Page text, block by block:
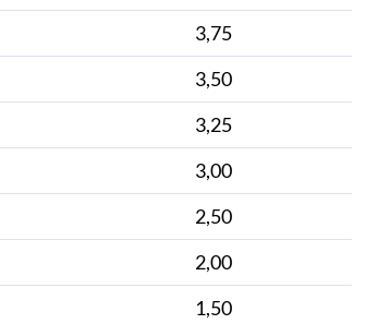
3,75
3,50
3,25
3,00
2,50
2,00
1,50